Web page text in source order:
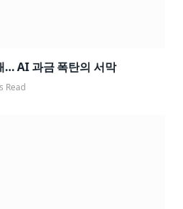
… AI 과금 폭탄의 서막
Read